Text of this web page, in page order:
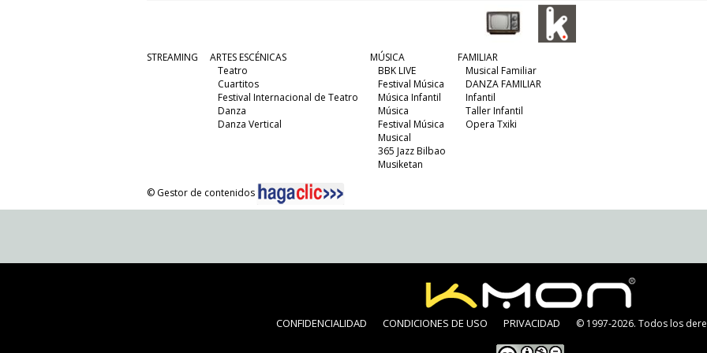
STREAMING
ARTES ESCÉNICAS
Teatro
Cuartitos
Festival Internacional de Teatro
Danza
Danza Vertical
MÚSICA
BBK LIVE
Festival Música
Música Infantil
Música
Festival Música
Musical
365 Jazz Bilbao
Musiketan
FAMILIAR
Musical Familiar
DANZA FAMILIAR
Infantil
Taller Infantil
Opera Txiki
© Gestor de contenidos
CONFIDENCIALIDAD CONDICIONES DE USO PRIVACIDAD © 1997-2026. Todos los